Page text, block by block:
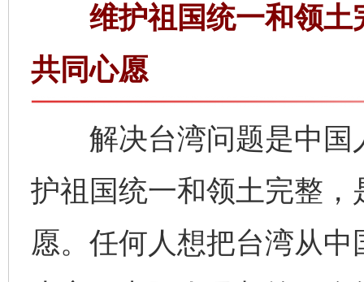
维护祖国统一和领土
共同心愿
解决台湾问题是中国
护祖国统一和领土完整
愿。任何人想把台湾从